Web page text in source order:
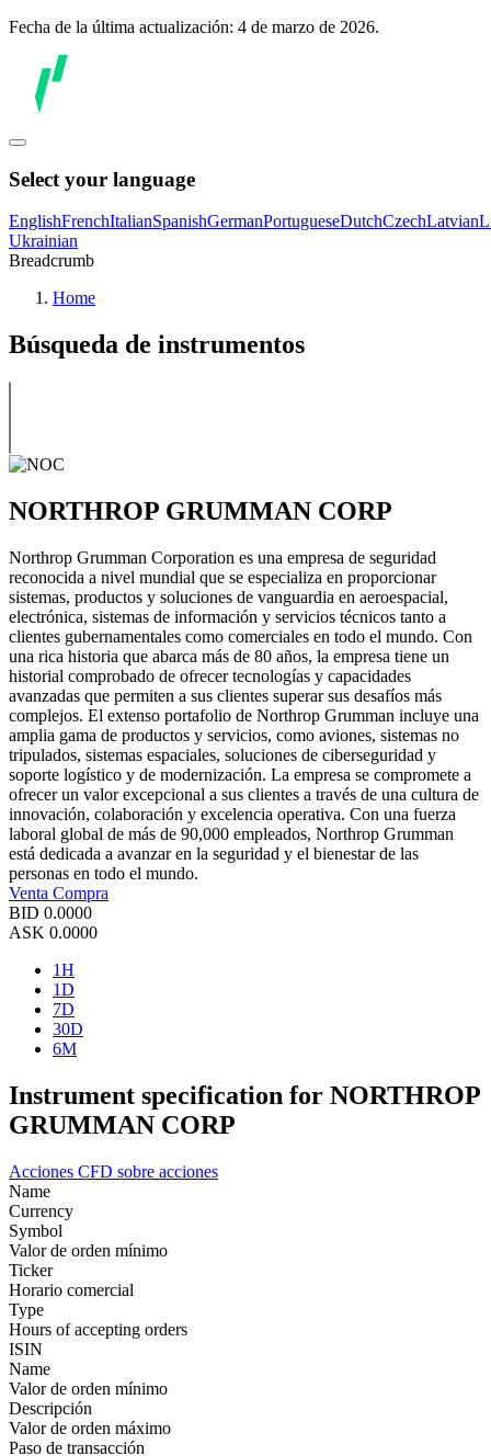
Fecha de la última actualización: 4 de marzo de 2026.
Select your language
EnglishFrenchItalianSpanishGermanPortugueseDutchCzechLatvian
Ukrainian
Breadcrumb
Home
Búsqueda de instrumentos
NORTHROP GRUMMAN CORP
Northrop Grumman Corporation es una empresa de seguridad
reconocida a nivel mundial que se especializa en proporcionar
sistemas, productos y soluciones de vanguardia en aeroespacial,
electrónica, sistemas de información y servicios técnicos tanto a
clientes gubernamentales como comerciales en todo el mundo. Con
una rica historia que abarca más de 80 años, la empresa tiene un
historial comprobado de ofrecer tecnologías y capacidades
avanzadas que permiten a sus clientes superar sus desafíos más
complejos. El extenso portafolio de Northrop Grumman incluye una
amplia gama de productos y servicios, como aviones, sistemas no
tripulados, sistemas espaciales, soluciones de ciberseguridad y
soporte logístico y de modernización. La empresa se compromete a
ofrecer un valor excepcional a sus clientes a través de una cultura de
innovación, colaboración y excelencia operativa. Con una fuerza
laboral global de más de 90,000 empleados, Northrop Grumman
está dedicada a avanzar en la seguridad y el bienestar de las
personas en todo el mundo.
Venta Compra
BID 0.0000
ASK 0.0000
1H
1D
7D
30D
6M
Instrument specification for NORTHROP
GRUMMAN CORP
Acciones CFD sobre acciones
Name
Currency
Symbol
Valor de orden mínimo
Ticker
Horario comercial
Type
Hours of accepting orders
ISIN
Name
Valor de orden mínimo
Descripción
Valor de orden máximo
Paso de transacción